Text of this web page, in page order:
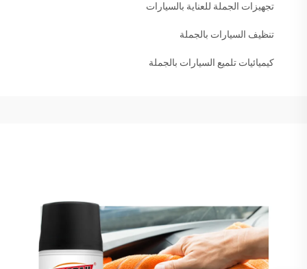
تجهيزات الجملة للعناية بالسيارات
تنظيف السيارات بالجملة
كيميائيات تلميع السيارات بالجملة